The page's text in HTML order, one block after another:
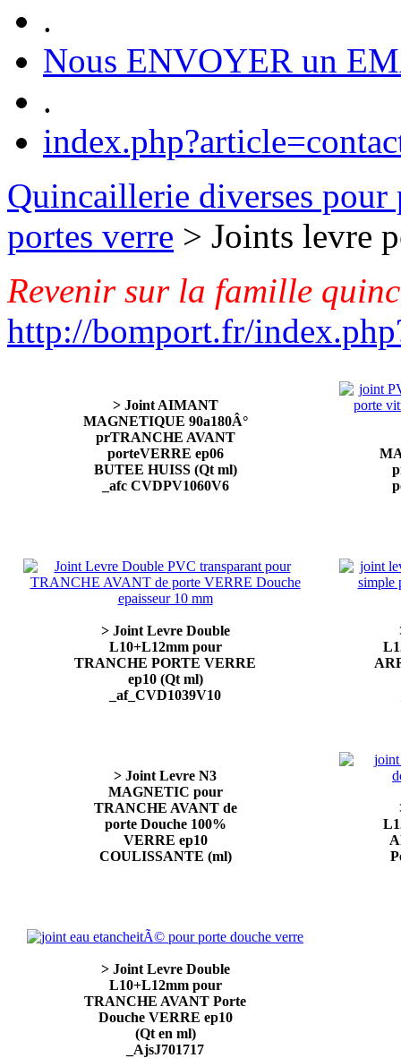
.
Nous ENVOYER un
.
Quincaillerie diverses pour
portes verre > Joints levre
Revenir sur la famille
http://bomport.fr/
> Joint AIMANT
MAGNETIQUE 90a180Â°
prTRANCHE AVANT
porteVERRE ep06
BUTEE HUISS (Qt ml)
_afc CVDPV1060V6
> Joint Levre Double
L10+L12mm pour
TRANCHE PORTE VERRE
ep10 (Qt ml)
_af_CVD1039V10
> Joint Levre N3
MAGNETIC pour
TRANCHE AVANT de
porte Douche 100%
VERRE ep10
COULISSANTE (ml)
> Joint Levre Double
L10+L12mm pour
TRANCHE AVANT Porte
Douche VERRE ep10
(Qt en ml)
_AjsJ701717